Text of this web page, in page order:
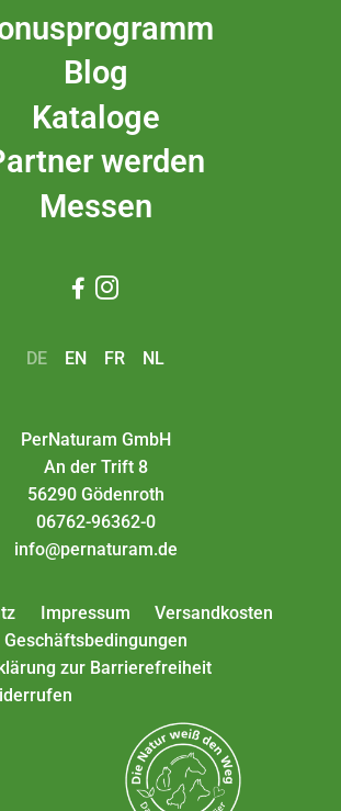
Blog
Kataloge
werden
Messen
 
DE EN FR NL
PerNaturam GmbH
An der Trift 8
56290 Gödenroth
06762-96362-0
info@pernaturam.de
Impressum
Versandkosten
Geschäftsbedingungen
zur Barrierefreiheit